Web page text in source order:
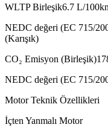
WLTP Birleşik6.7 L/
NEDC değeri (EC 715/
(Karışık)
CO₂ Emisyon (Birleşik)
NEDC değeri (EC 715/
Motor Teknik Özellikleri
İçten Yanmalı Motor